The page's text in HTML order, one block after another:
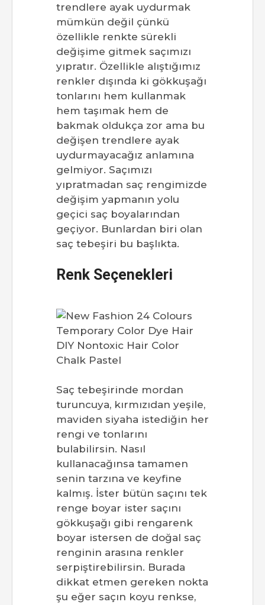
trendlere ayak uydurmak
mümkün değil çünkü
özellikle renkte sürekli
değişime gitmek saçımızı
yıpratır. Özellikle alıştığımız
renkler dışında ki gökkuşağı
tonlarını hem kullanmak
hem taşımak hem de
bakmak oldukça zor ama bu
değişen trendlere ayak
uydurmayacağız anlamına
gelmiyor. Saçımızı
yıpratmadan saç rengimizde
değişim yapmanın yolu
geçici saç boyalarından
geçiyor. Bunlardan biri olan
saç tebeşiri bu başlıkta.
Renk Seçenekleri
Saç tebeşirinde mordan
turuncuya, kırmızıdan yeşile,
maviden siyaha istediğin her
rengi ve tonlarını
bulabilirsin. Nasıl
kullanacağınsa tamamen
senin tarzına ve keyfine
kalmış. İster bütün saçını tek
renge boyar ister saçını
gökkuşağı gibi rengarenk
boyar istersen de doğal saç
renginin arasına renkler
serpiştirebilirsin. Burada
dikkat etmen gereken nokta
şu eğer saçın koyu renkse,